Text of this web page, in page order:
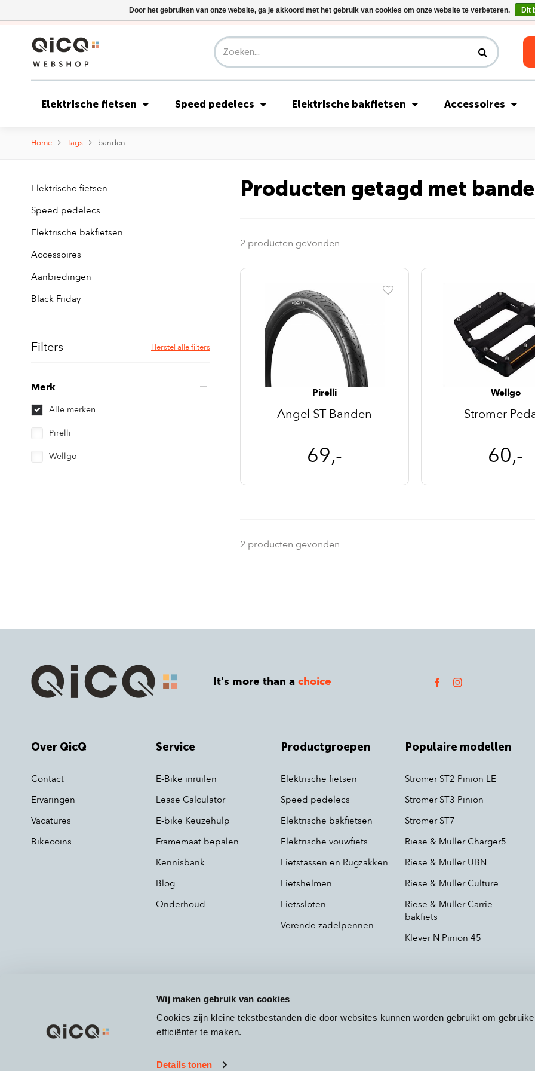
Wij maken gebruik van cookies
Cookies zijn kleine tekstbestanden die door websites kunnen worden gebruikt om
efficiënter te maken.
Details tonen
Riese & Müller Nevo5 Silent Core nu direct uit voorraad leverbaar!
Elektrische fietsen Speed pedelecs Elektrische bakfietsen Accessoires
Home Tags banden
Elektrische fietsen
Speed pedelecs
Elektrische bakfietsen
Accessoires
Aanbiedingen
Black Friday
Filters Herstel alle filters
Merk
Alle merken
Pirelli
Wellgo
Producten getagd met
2 producten gevonden
Pirelli
Angel ST Banden
69,-
Wellgo
Stromer
60,-
2 producten gevonden
It's more than achoice
Over QicQ
Contact
Ervaringen
Vacatures
Bikecoins
Service
E-Bike inruilen
Lease Calculator
E-bike Keuzehulp
Framemaat bepalen
Kennisbank
Blog
Onderhoud
Productgroepen
Elektrische fietsen
Speed pedelecs
Elektrische bakfietsen
Elektrische vouwfiets
Fietstassen en Rugzakken
Fietshelmen
Fietssloten
Verende zadelpennen
Populaire modellen
Stromer ST2 Pinion LE
Stromer ST3 Pinion
Stromer ST7
Riese & Muller Charger5
Riese & Muller UBN
Riese & Muller Culture
Riese & Muller Carrie
bakfiets
Klever N Pinion 45
Door het gebruiken van onze website, ga je akkoord met het gebruik van cookies om onze website te verbeteren. Dit